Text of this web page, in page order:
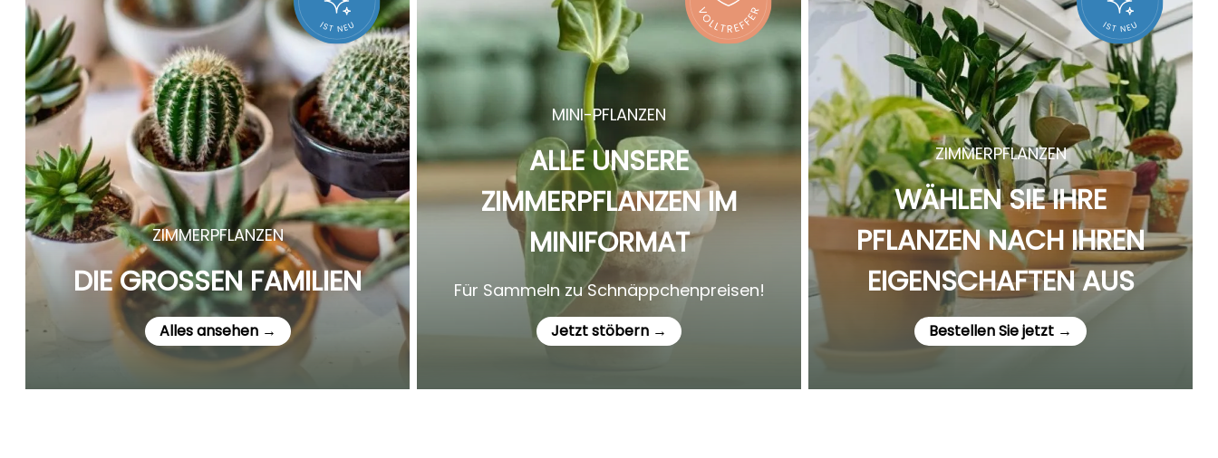
ZIMMERPFLANZEN
DIE GROSSEN FAMILIEN
Alles ansehen →
MINI-PFLANZEN
ALLE UNSERE
ZIMMERPFLANZEN IM
MINIFORMAT
Für Sammeln zu Schnäppchenpreisen!
Jetzt stöbern →
ZIMMERPFLANZEN
WÄHLEN SIE IHRE
PFLANZEN NACH IHREN
EIGENSCHAFTEN AUS
Bestellen Sie jetzt →